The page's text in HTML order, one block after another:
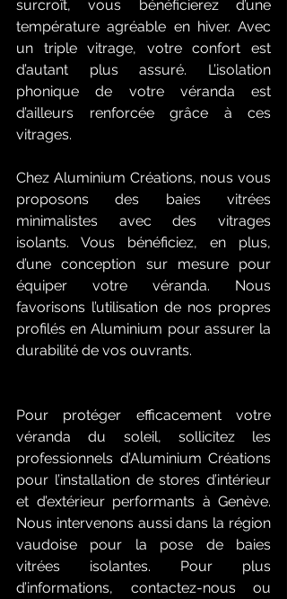
surcroît, vous bénéficierez d’une
température agréable en hiver. Avec
un triple vitrage, votre confort est
d’autant plus assuré. L’isolation
phonique de votre véranda est
d’ailleurs renforcée grâce à ces
vitrages.
Chez Aluminium Créations, nous vous
proposons des baies vitrées
minimalistes avec des vitrages
isolants. Vous bénéficiez, en plus,
d’une conception sur mesure pour
équiper votre véranda. Nous
favorisons l’utilisation de nos propres
profilés en Aluminium pour assurer la
durabilité de vos ouvrants.
Pour protéger efficacement votre
véranda du soleil, sollicitez les
professionnels d’Aluminium Créations
pour l’installation de stores d’intérieur
et d’extérieur performants à Genève.
Nous intervenons aussi dans la région
vaudoise pour la pose de baies
vitrées isolantes. Pour plus
d’informations, contactez-nous ou